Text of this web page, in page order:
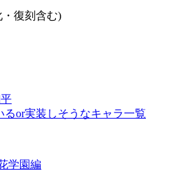
復刻含む)
or実装しそうなキャラ一覧
学園編